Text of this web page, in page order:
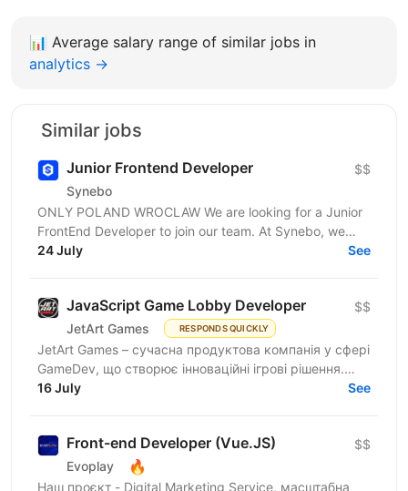
📊 Average salary range of similar jobs in
analytics →
Similar jobs
Junior Frontend Developer
Synebo
$$
ONLY POLAND WROCLAW We are looking for a Junior
FrontEnd Developer to join our team. At Synebo, we
deliver Salesforce solutions with quality,...
24 July See
JavaScript Game Lobby Developer
JetArt Games RESPONDS QUICKLY
$$
JetArt Games – сучасна продуктова компанія у сфері
GameDev, що створює інноваційні ігрові рішення.
Шукаємо JavaScript Developer, якому затісно в
16 July See
Front-end Developer (Vue.JS)
Evoplay 🔥
$$
Наш проєкт - Digital Marketing Service, масштабна